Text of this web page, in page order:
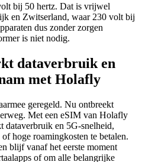
bij 50 hertz. Dat is vrijwel
en Zwitserland, waar 230 volt bij
dus zonder zorgen
is niet nodig.
dataverbruik en
met Holafly
geregeld. Nu ontbreekt
Met een eSIM van Holafly
dataverbruik en 5G-snelheid,
hoge roamingkosten te betalen.
blijf vanaf het eerste moment
of om alle belangrijke